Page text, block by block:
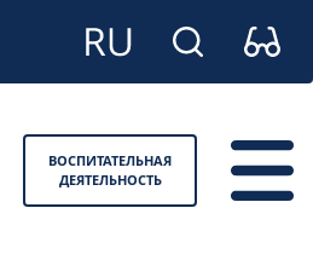
ВОСПИТАТЕЛЬНАЯ
ДЕЯТЕЛЬНОСТЬ